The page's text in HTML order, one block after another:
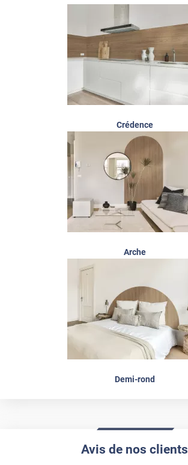
Crédence
Arche
Demi-rond
Avis de nos clients